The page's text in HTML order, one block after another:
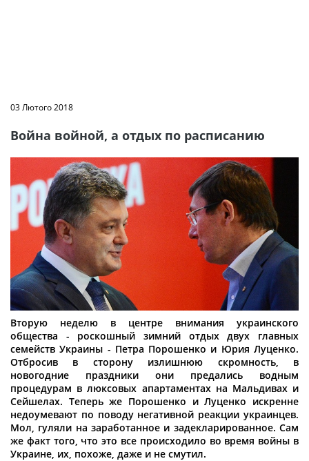
03 Лютого 2018
Война войной, а отдых по расписанию
Вторую неделю в центре внимания украинского
общества - роскошный зимний отдых двух главных
семейств Украины - Петра Порошенко и Юрия Луценко.
Отбросив в сторону излишнюю скромность, в
новогодние праздники они предались водным
процедурам в люксовых апартаментах на Мальдивах и
Сейшелах. Теперь же Порошенко и Луценко искренне
недоумевают по поводу негативной реакции украинцев.
Мол, гуляли на заработанное и задекларированное. Сам
же факт того, что это все происходило во время войны в
Украине, их, похоже, даже и не смутил.